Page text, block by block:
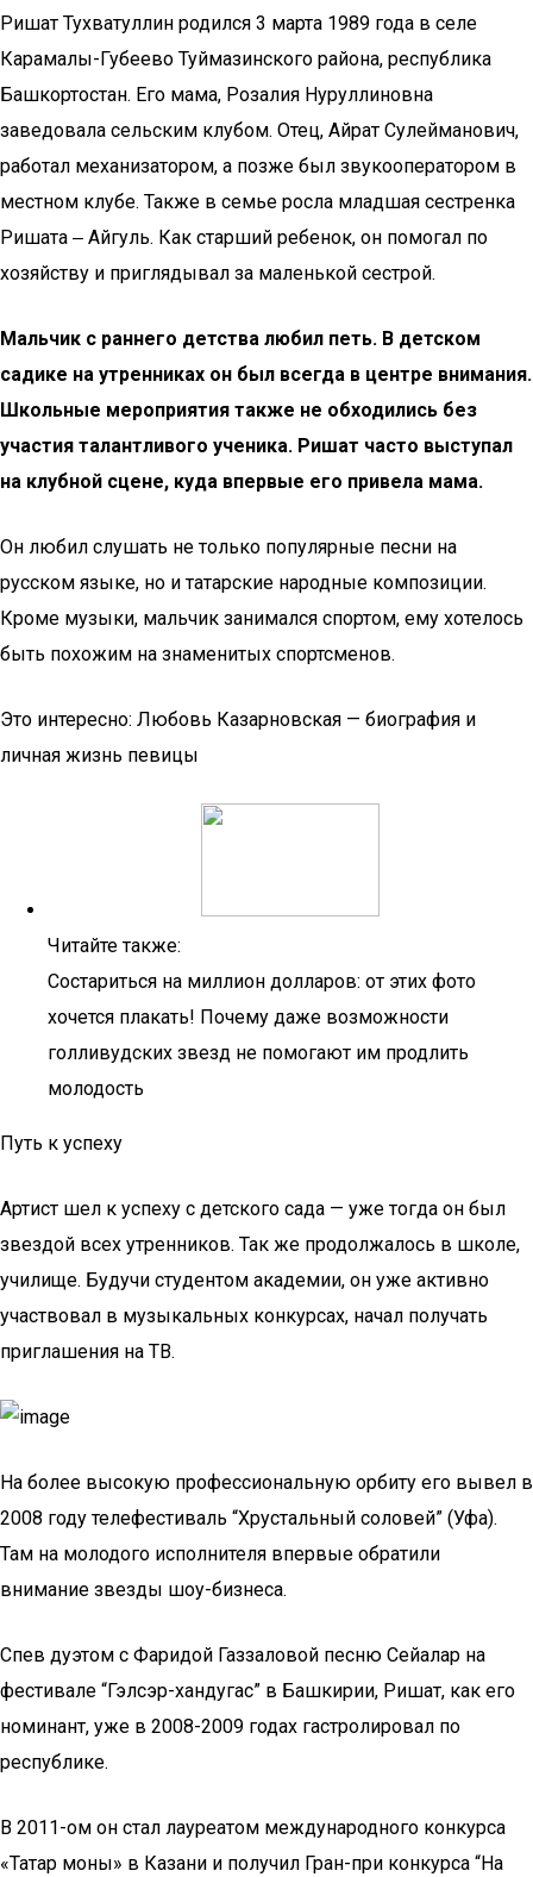
Ришат Тухватуллин родился 3 марта 1989 года в селе
Карамалы-Губеево Туймазинского района, республика
Башкортостан. Его мама, Розалия Нуруллиновна
заведовала сельским клубом. Отец, Айрат Сулейманович,
работал механизатором, а позже был звукооператором в
местном клубе. Также в семье росла младшая сестренка
Ришата ‒ Айгуль. Как старший ребенок, он помогал по
хозяйству и приглядывал за маленькой сестрой.
Мальчик с раннего детства любил петь. В детском
садике на утренниках он был всегда в центре внимания.
Школьные мероприятия также не обходились без
участия талантливого ученика. Ришат часто выступал
на клубной сцене, куда впервые его привела мама.
Он любил слушать не только популярные песни на
русском языке, но и татарские народные композиции.
Кроме музыки, мальчик занимался спортом, ему хотелось
быть похожим на знаменитых спортсменов.
Это интересно: Любовь Казарновская — биография и
личная жизнь певицы
Читайте также:
Состариться на миллион долларов: от этих фото
хочется плакать! Почему даже возможности
голливудских звезд не помогают им продлить
молодость
Путь к успеху
Артист шел к успеху с детского сада — уже тогда он был
звездой всех утренников. Так же продолжалось в школе,
училище. Будучи студентом академии, он уже активно
участвовал в музыкальных конкурсах, начал получать
приглашения на ТВ.
На более высокую профессиональную орбиту его вывел в
2008 году телефестиваль “Хрустальный соловей” (Уфа).
Там на молодого исполнителя впервые обратили
внимание звезды шоу-бизнеса.
Спев дуэтом с Фаридой Газзаловой песню Сейалар на
фестивале “Гэлсэр-хандугас” в Башкирии, Ришат, как его
номинант, уже в 2008-2009 годах гастролировал по
республике.
В 2011-ом он стал лауреатом международного конкурса
«Татар моны» в Казани и получил Гран-при конкурса “На